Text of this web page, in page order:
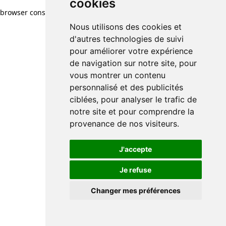
cookies
Nous utilisons des cookies et
d'autres technologies de suivi
pour améliorer votre expérience
de navigation sur notre site, pour
vous montrer un contenu
personnalisé et des publicités
ciblées, pour analyser le trafic de
notre site et pour comprendre la
provenance de nos visiteurs.
J'accepte
Je refuse
Changer mes préférences
browser console for more information)